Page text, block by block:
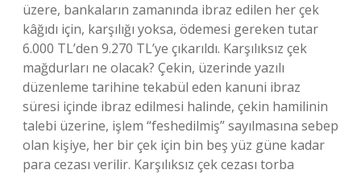
üzere, bankaların zamanında ibraz edilen her çek
kâğıdı için, karşılığı yoksa, ödemesi gereken tutar
6.000 TL’den 9.270 TL’ye çıkarıldı. Karşılıksız çek
mağdurları ne olacak? Çekin, üzerinde yazılı
düzenleme tarihine tekabül eden kanuni ibraz
süresi içinde ibraz edilmesi halinde, çekin hamilinin
talebi üzerine, işlem “feshedilmiş” sayılmasına sebep
olan kişiye, her bir çek için bin beş yüz güne kadar
para cezası verilir. Karşılıksız çek cezası torba